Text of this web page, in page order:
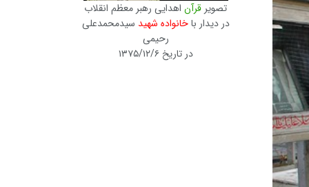
تصویر قرآناهدایی رهبر معظم انقلاب
در دیدار باخانواده شهید سیدمحمدعلی
رحیمی
در تاریخ ۱۳۷۵/۱۲/۶